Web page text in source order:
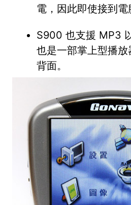
電，因此即使接到電
S900 也支援 MP3
也是一部掌上型播
背面。